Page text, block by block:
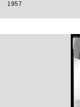
1957